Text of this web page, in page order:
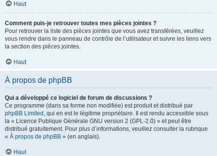
Haut
Comment puis-je retrouver toutes mes pièces jointes ?
Pour retrouver la liste des pièces jointes que vous avez transférées, veuillez
vous rendre dans le panneau de contrôle de l’utilisateur et suivre les liens vers
la section des pièces jointes.
Haut
À propos de phpBB
Qui a développé ce logiciel de forum de discussions ?
Ce programme (dans sa forme non modifiée) est produit et distribué par
phpBB Limited , qui en est le légitime propriétaire. Il est rendu accessible sous
la « Licence Publique Générale GNU version 2 (GPL-2.0) » et peut être
distribué gratuitement. Pour plus d’informations, veuillez consulter la rubrique
« À propos de phpBB » (en anglais).
Haut